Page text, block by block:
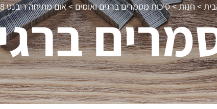
>חנות>סיכות מסמרים ברגים ואומים>אום מתיחה ריבנט M8 עם כתף